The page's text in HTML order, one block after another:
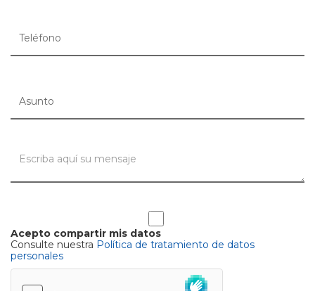
Acepto compartir mis datos
Consulte nuestra Política de tratamiento de datos
personales